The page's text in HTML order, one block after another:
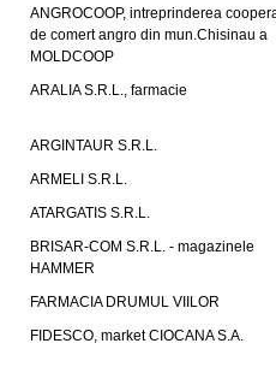
ANGROCOOP, intreprinderea
de comert angro din mun.Chisinau a
MOLDCOOP
ARALIA S.R.L., farmacie
ARGINTAUR S.R.L.
ARMELI S.R.L.
ATARGATIS S.R.L.
BRISAR-COM S.R.L. - magazinele
HAMMER
FARMACIA DRUMUL VIILOR
FIDESCO, market CIOCANA S.A.